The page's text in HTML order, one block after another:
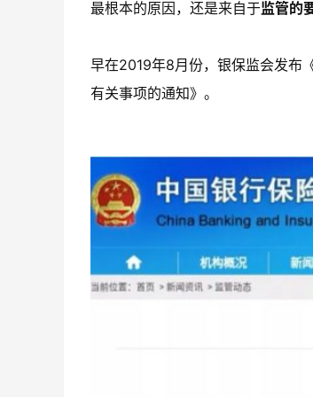
最根本的原因，还是来自于监管的
早在2019年8月份，银保监会发布
有关事项的通知》。